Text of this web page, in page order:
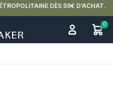
DÈS 59€ D'ACHAT.
0